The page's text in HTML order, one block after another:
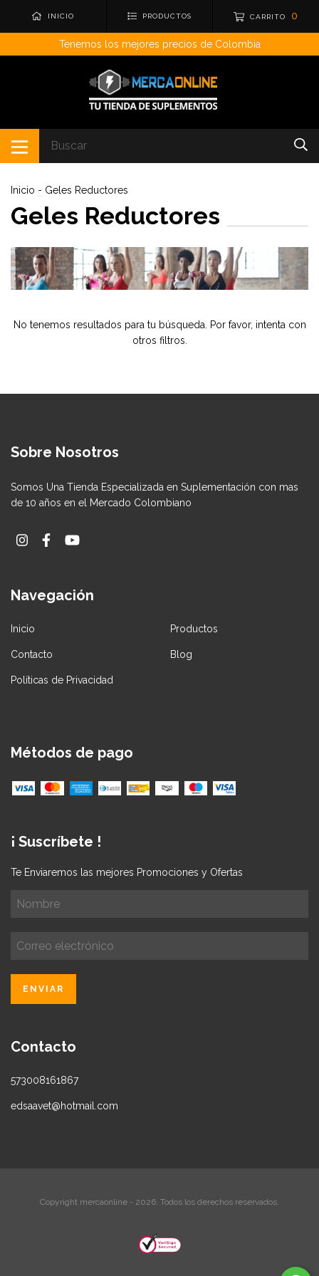
INICIO PRODUCTOS CARRITO 0
Tenemos los mejores precios de Colombia
Inicio - Geles Reductores
Geles Reductores
No tenemos resultados para tu búsqueda. Por favor, intenta con
otros filtros.
Sobre Nosotros
Somos Una Tienda Especializada en Suplementación con mas
de 10 años en el Mercado Colombiano
Navegación
Inicio Productos
Contacto Blog
Políticas de Privacidad
Métodos de pago
¡ Suscríbete !
Te Enviaremos las mejores Promociones y Ofertas
Contacto
573008161867
edsaavet@hotmail.com
Copyright mercaonline - 2026. Todos los derechos reservados.